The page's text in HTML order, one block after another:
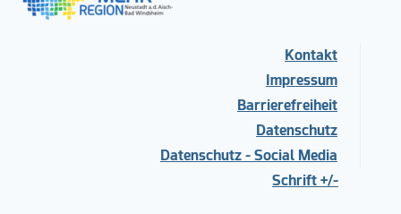
Kontakt
Impressum
Barrierefreiheit
Datenschutz
Datenschutz - Social Media
Schrift +/-